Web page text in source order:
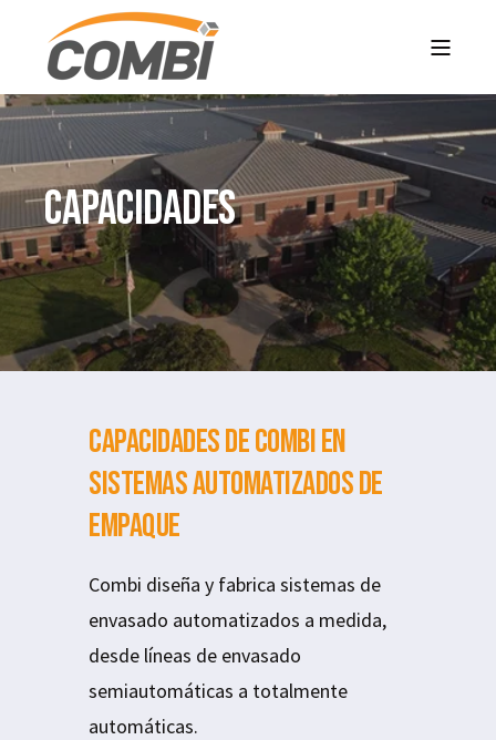
CAPACIDADES
Capacidades de Combi en
Sistemas Automatizados de
Empaque
Combi diseña y fabrica sistemas de
envasado automatizados a medida,
desde líneas de envasado
semiautomáticas a totalmente
automáticas.